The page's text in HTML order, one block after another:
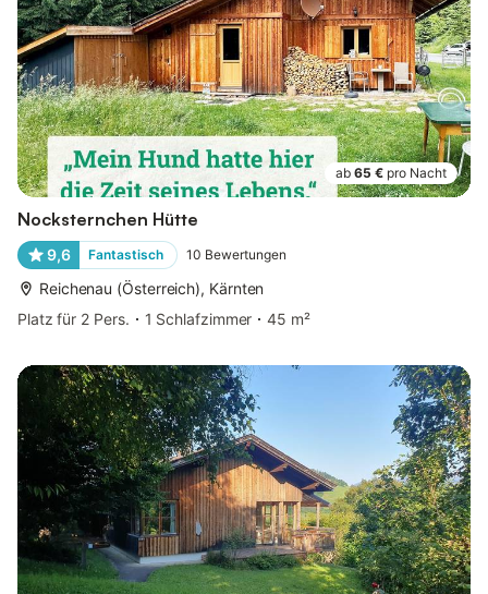
ab 65 € pro Nacht
Nocksternchen Hütte
9,6 Fantastisch 10 Bewertungen
Reichenau (Österreich), Kärnten
Platz für 2 Pers.
1 Schlafzimmer 45 m²